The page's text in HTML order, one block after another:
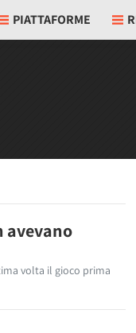
PIATTAFORME
avevano
volta il gioco prima